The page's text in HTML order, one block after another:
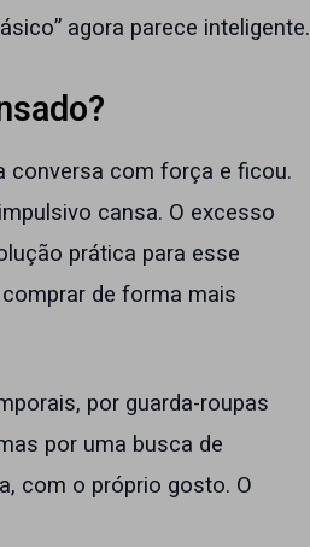
agora parece inteligente.
conversa com força e ficou.
cansa. O excesso
prática para esse
de forma mais
por guarda-roupas
por uma busca de
com o próprio gosto. O